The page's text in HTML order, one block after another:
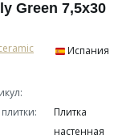
Green 7,5x30
Испания
Плитка
настенная